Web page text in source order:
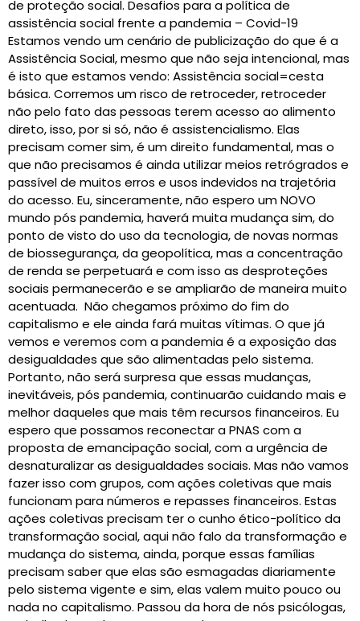
de proteção social. Desafios para a política de
assistência social frente a pandemia – Covid-19
Estamos vendo um cenário de publicização do que é a
Assistência Social, mesmo que não seja intencional, mas
é isto que estamos vendo: Assistência social=cesta
básica. Corremos um risco de retroceder, retroceder
não pelo fato das pessoas terem acesso ao alimento
direto, isso, por si só, não é assistencialismo. Elas
precisam comer sim, é um direito fundamental, mas o
que não precisamos é ainda utilizar meios retrógrados e
passível de muitos erros e usos indevidos na trajetória
do acesso. Eu, sinceramente, não espero um NOVO
mundo pós pandemia, haverá muita mudança sim, do
ponto de visto do uso da tecnologia, de novas normas
de biossegurança, da geopolítica, mas a concentração
de renda se perpetuará e com isso as desproteções
sociais permanecerão e se ampliarão de maneira muito
acentuada. Não chegamos próximo do fim do
capitalismo e ele ainda fará muitas vítimas. O que já
vemos e veremos com a pandemia é a exposição das
desigualdades que são alimentadas pelo sistema.
Portanto, não será surpresa que essas mudanças,
inevitáveis, pós pandemia, continuarão cuidando mais e
melhor daqueles que mais têm recursos financeiros. Eu
espero que possamos reconectar a PNAS com a
proposta de emancipação social, com a urgência de
desnaturalizar as desigualdades sociais. Mas não vamos
fazer isso com grupos, com ações coletivas que mais
funcionam para números e repasses financeiros. Estas
ações coletivas precisam ter o cunho ético-político da
transformação social, aqui não falo da transformação e
mudança do sistema, ainda, porque essas famílias
precisam saber que elas são esmagadas diariamente
pelo sistema vigente e sim, elas valem muito pouco ou
nada no capitalismo. Passou da hora de nós psicólogas,